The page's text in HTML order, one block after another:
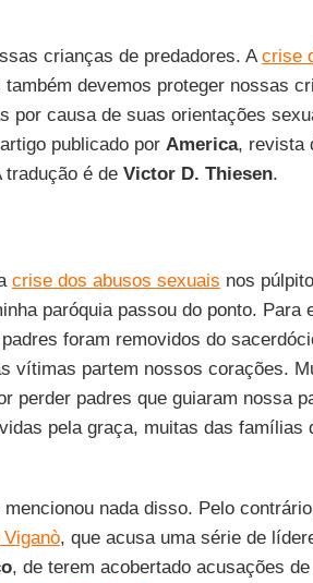
crianças de predadores. Acrise
devemos proteger nossas
por causa de suas orientações
publicado por America, revista
tradução é de Victor D. Thiesen.
crise dos abusos sexuais nos
paróquia passou do ponto. Para
foram removidos do
vítimas partem nossos corações.
perder padres que guiaram nossa
pela graça, muitas das famílias
nada disso. Pelo
, que acusa uma série de
, de terem acobertado acusações